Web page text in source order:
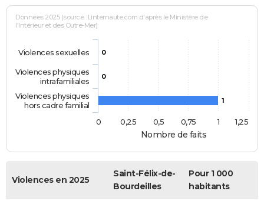
Nombre de faits
Données 2025 (source : Linternaute.com d'après le Ministère de
l'Intérieur et des Outre-Mer)
0
0
1
Violences sexuelles
Violences physiques
intrafamiliales
Violences physiques
hors cadre familial
0
1
0,25 0,5 0,75 1,25
Violences en 2025
Saint-Félix-de-
Bourdeilles
Pour 1 000
habitants